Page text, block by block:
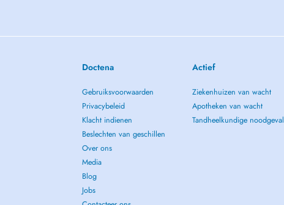
Doctena
Gebruiksvoorwaarden
Privacybeleid
Klacht indienen
Beslechten van geschillen
Over ons
Media
Blog
Jobs
Actief
Ziekenhuizen van wacht
Apotheken van wacht
Tandheelkundige